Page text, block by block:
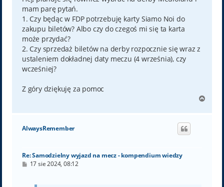
mam parę pytań.
1. Czy będąc w FDP potrzebuję karty Siamo Noi do
zakupu biletów? Albo czy do czegoś mi się ta karta
może przydać?
2. Czy sprzedaż biletów na derby rozpocznie się wraz z
ustaleniem dokładnej daty meczu (4 września), czy
wcześniej?
Z góry dziękuję za pomoc
g
AlwaysRemember
Re: Samodzielny wyjazd na mecz - kompendium wiedzy
P17 sie 2024, 08:12